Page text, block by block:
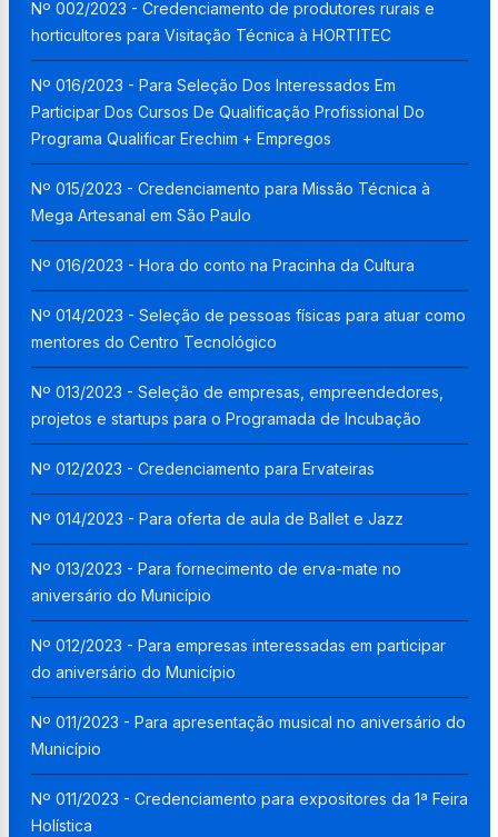
Nº 002/2023 - Credenciamento de produtores rurais e
horticultores para Visitação Técnica à HORTITEC
Nº 016/2023 - Para Seleção Dos Interessados Em
Participar Dos Cursos De Qualificação Profissional Do
Programa Qualificar Erechim + Empregos
Nº 015/2023 - Credenciamento para Missão Técnica à
Mega Artesanal em São Paulo
Nº 016/2023 - Hora do conto na Pracinha da Cultura
Nº 014/2023 - Seleção de pessoas físicas para atuar como
mentores do Centro Tecnológico
Nº 013/2023 - Seleção de empresas, empreendedores,
projetos e startups para o Programada de Incubação
Nº 012/2023 - Credenciamento para Ervateiras
Nº 014/2023 - Para oferta de aula de Ballet e Jazz
Nº 013/2023 - Para fornecimento de erva-mate no
aniversário do Município
Nº 012/2023 - Para empresas interessadas em participar
do aniversário do Município
Nº 011/2023 - Para apresentação musical no aniversário do
Município
Nº 011/2023 - Credenciamento para expositores da 1ª Feira
Holística